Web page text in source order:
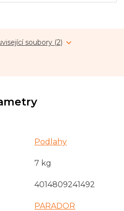
soubory (2)
Podlahy
7 kg
4014809241492
PARADOR